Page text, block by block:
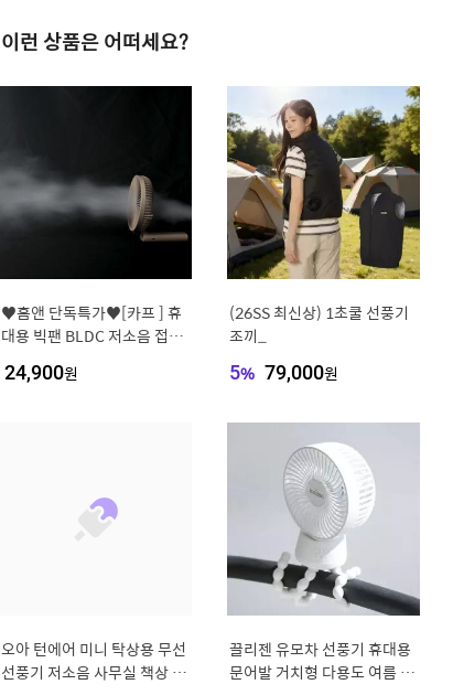
이런 상품은 어떠세요?
♥홈앤 단독특가♥[카프 ] 휴
대용 빅팬 BLDC 저소음 접이
엽날개 5단 풍속조절
24,900원
(26SS 최신상) 1초쿨 선풍기
조끼_
5% 79,000원
오아 턴에어 미니 탁상용 무선
선풍기 저소음 사무실 책상 US
끌리젠 유모차 선풍기 휴대용
문어발 거치형 다용도 여름 여